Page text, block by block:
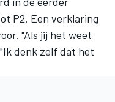
P2. Een verklaring
"Als jij het weet
denk zelf dat het